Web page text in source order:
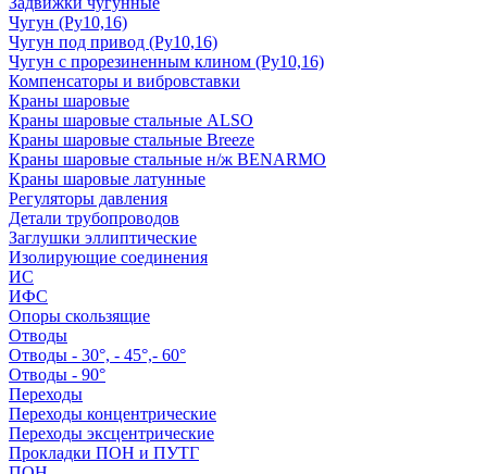
Чугун (Ру10,16)
Чугун под привод (Ру10,16)
Чугун с прорезиненным клином (Ру10,16)
Компенсаторы и вибровставки
Краны шаровые
Краны шаровые стальные ALSO
Краны шаровые стальные Breeze
Краны шаровые стальные н/ж BENARMO
Краны шаровые латунные
Регуляторы давления
Детали трубопроводов
Заглушки эллиптические
Изолирующие соединения
ИС
ИФС
Опоры скользящие
Отводы
Отводы - 30°, - 45°,- 60°
Отводы - 90°
Переходы
Переходы концентрические
Переходы эксцентрические
Прокладки ПОН и ПУТГ